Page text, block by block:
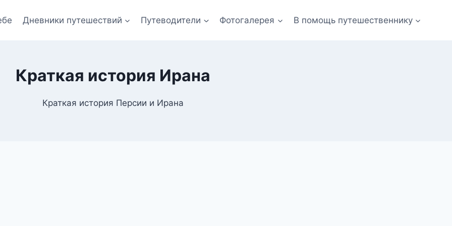
Дневники путешествий Путеводители Фотогалерея В помощь путешественнику
Краткая история Ирана
Краткая история Персии и Ирана